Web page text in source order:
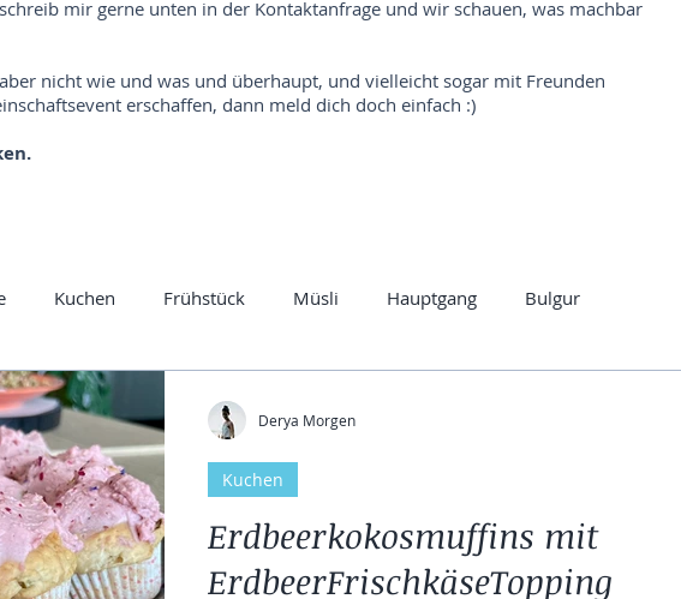
mir gerne unten in der Kontaktanfrage und wir schauen, was machbar
nicht wie und was und überhaupt, und vielleicht sogar mit Freunden
erschaffen, dann meld dich doch einfach :)
Kuchen Frühstück Müsli Hauptgang Bulgur
Yummi
Frühling Suppen Dal
Gewürzmischung Risotto
Erdbeerkokosmuffins mit
ErdbeerFrischkäseTopping
Kuchen
Derya Morgen